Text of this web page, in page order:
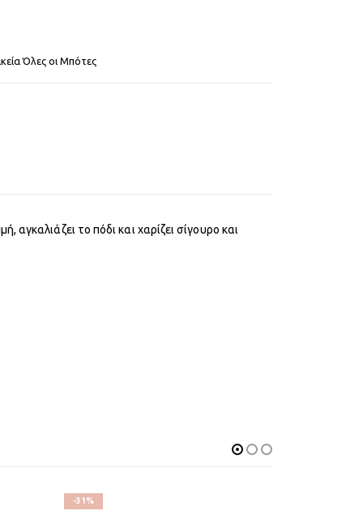
Όλες οι Μπότες
το πόδι και χαρίζει σίγουρο και
-31%